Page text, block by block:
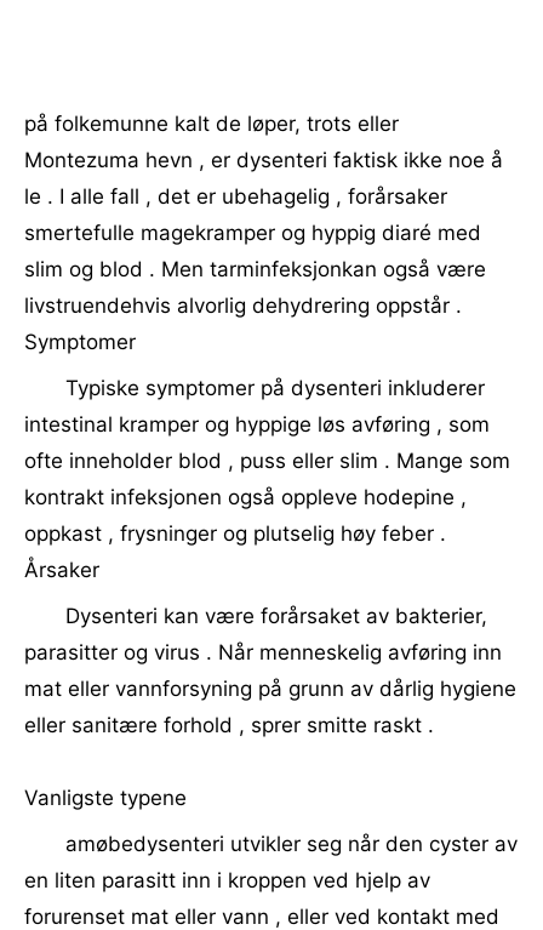
på folkemunne kalt de løper, trots eller
Montezuma hevn , er dysenteri faktisk ikke noe å
le . I alle fall , det er ubehagelig , forårsaker
smertefulle magekramper og hyppig diaré med
slim og blod . Men tarminfeksjonkan også være
livstruendehvis alvorlig dehydrering oppstår .
Symptomer
Typiske symptomer på dysenteri inkluderer
intestinal kramper og hyppige løs avføring , som
ofte inneholder blod , puss eller slim . Mange som
kontrakt infeksjonen også oppleve hodepine ,
oppkast , frysninger og plutselig høy feber .
Årsaker
Dysenteri kan være forårsaket av bakterier,
parasitter og virus . Når menneskelig avføring inn
mat eller vannforsyning på grunn av dårlig hygiene
eller sanitære forhold , sprer smitte raskt .
Vanligste typene
amøbedysenteri utvikler seg når den cyster av
en liten parasitt inn i kroppen ved hjelp av
forurenset mat eller vann , eller ved kontakt med